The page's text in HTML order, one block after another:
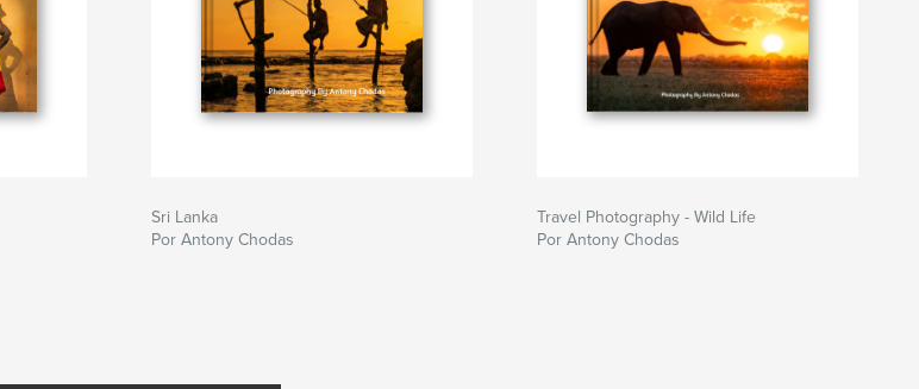
Sri Lanka
Por Antony Chodas
Travel Photography - Wild Life
Por Antony Chodas